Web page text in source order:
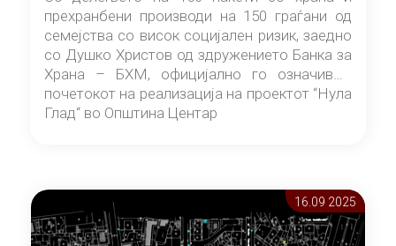
прехранбени производи на 150 граѓани од
семејства со висок социјален ризик, заедно
со Душко Христов од здружението Банка за
Храна – БХМ, официјално го означивме
почетокот на реализација на проектот “Нула
Глад“ во Општина Центар
16.09 2025